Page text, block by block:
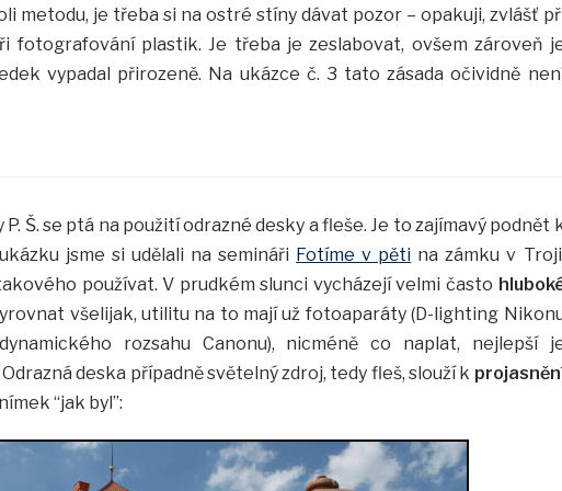
metodu, je třeba si na ostré stíny dávat pozor – opakuji, zvlášť
fotografování plastik. Je třeba je zeslabovat, ovšem zároveň
vypadal přirozeně. Na ukázce č. 3 tato zásada očividně
P. Š. se ptá na použití odrazné desky a fleše. Je to zajímavý podnět
jsme si udělali na semináři Fotíme v pěti na zámku v
používat. V prudkém slunci vycházejí velmi často
všelijak, utilitu na to mají už fotoaparáty (D-lighting
rozsahu Canonu), nicméně co naplat, nejlepší
deska případně světelný zdroj, tedy fleš, slouží k
“jak byl”: